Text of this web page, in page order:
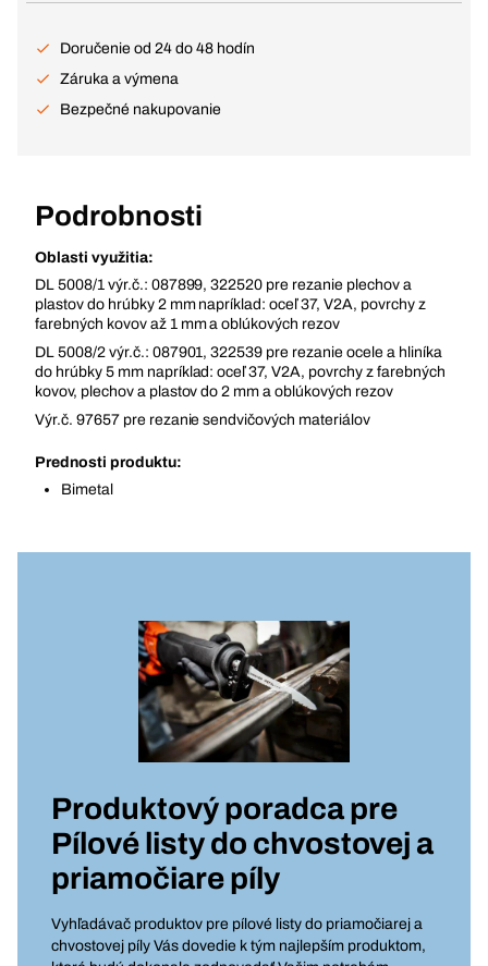
Doručenie od 24 do 48 hodín
Záruka a výmena
Bezpečné nakupovanie
Podrobnosti
Oblasti využitia:
DL 5008/1 výr.č.: 087899, 322520 pre rezanie plechov a
plastov do hrúbky 2 mm napríklad: oceľ 37, V2A, povrchy z
farebných kovov až 1 mm a oblúkových rezov
DL 5008/2 výr.č.: 087901, 322539 pre rezanie ocele a hliníka
do hrúbky 5 mm napríklad: oceľ 37, V2A, povrchy z farebných
kovov, plechov a plastov do 2 mm a oblúkových rezov
Výr.č. 97657 pre rezanie sendvičových materiálov
Prednosti produktu:
Bimetal
Produktový poradca pre
Pílové listy do chvostovej a
priamočiare píly
Vyhľadávač produktov pre pílové listy do priamočiarej a
chvostovej píly Vás dovedie k tým najlepším produktom,